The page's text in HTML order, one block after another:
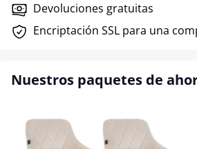
Devoluciones gratuitas
Encriptación SSL para una
Nuestros paquetes de